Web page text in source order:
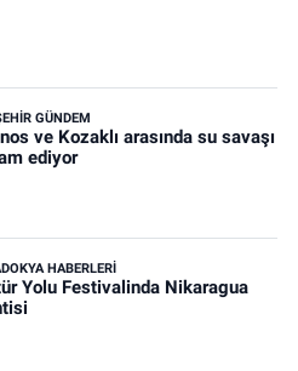
GÜNDEM
ve Kozaklı arasında su savaşı
ediyor
HABERLERI
Yolu Festivalinda Nikaragua